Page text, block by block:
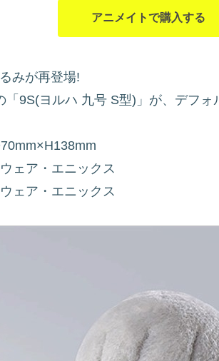
アニメイトで購入する
みが再登場!
「9S(ヨルハ 九号 S型)」が、デフ
ェア・エニックス
ェア・エニックス